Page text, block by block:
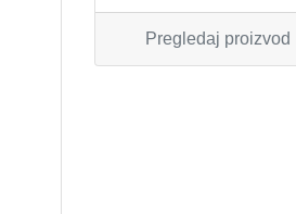
Pregledaj proizvod